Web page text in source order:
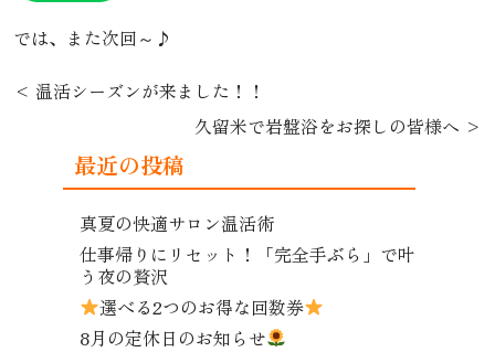
では、また次回～♪
温活シーズンが来ました！！
久留米で岩盤浴をお探しの皆様へ
最近の投稿
真夏の快適サロン温活術
仕事帰りにリセット！「完全手ぶら」で叶
う夜の贅沢
選べる2つのお得な回数券
8月の定休日のお知らせ